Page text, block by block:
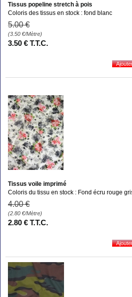
Tissus popeline stretch à pois
Coloris des tissus en stock : fond blanc
5.00 €
(3.50 €/Mètre)
3.50 € T.T.C.
Tissus voile imprimé
Coloris du tissu en stock : Fond écru rouge
4.00 €
(2.80 €/Mètre)
2.80 € T.T.C.